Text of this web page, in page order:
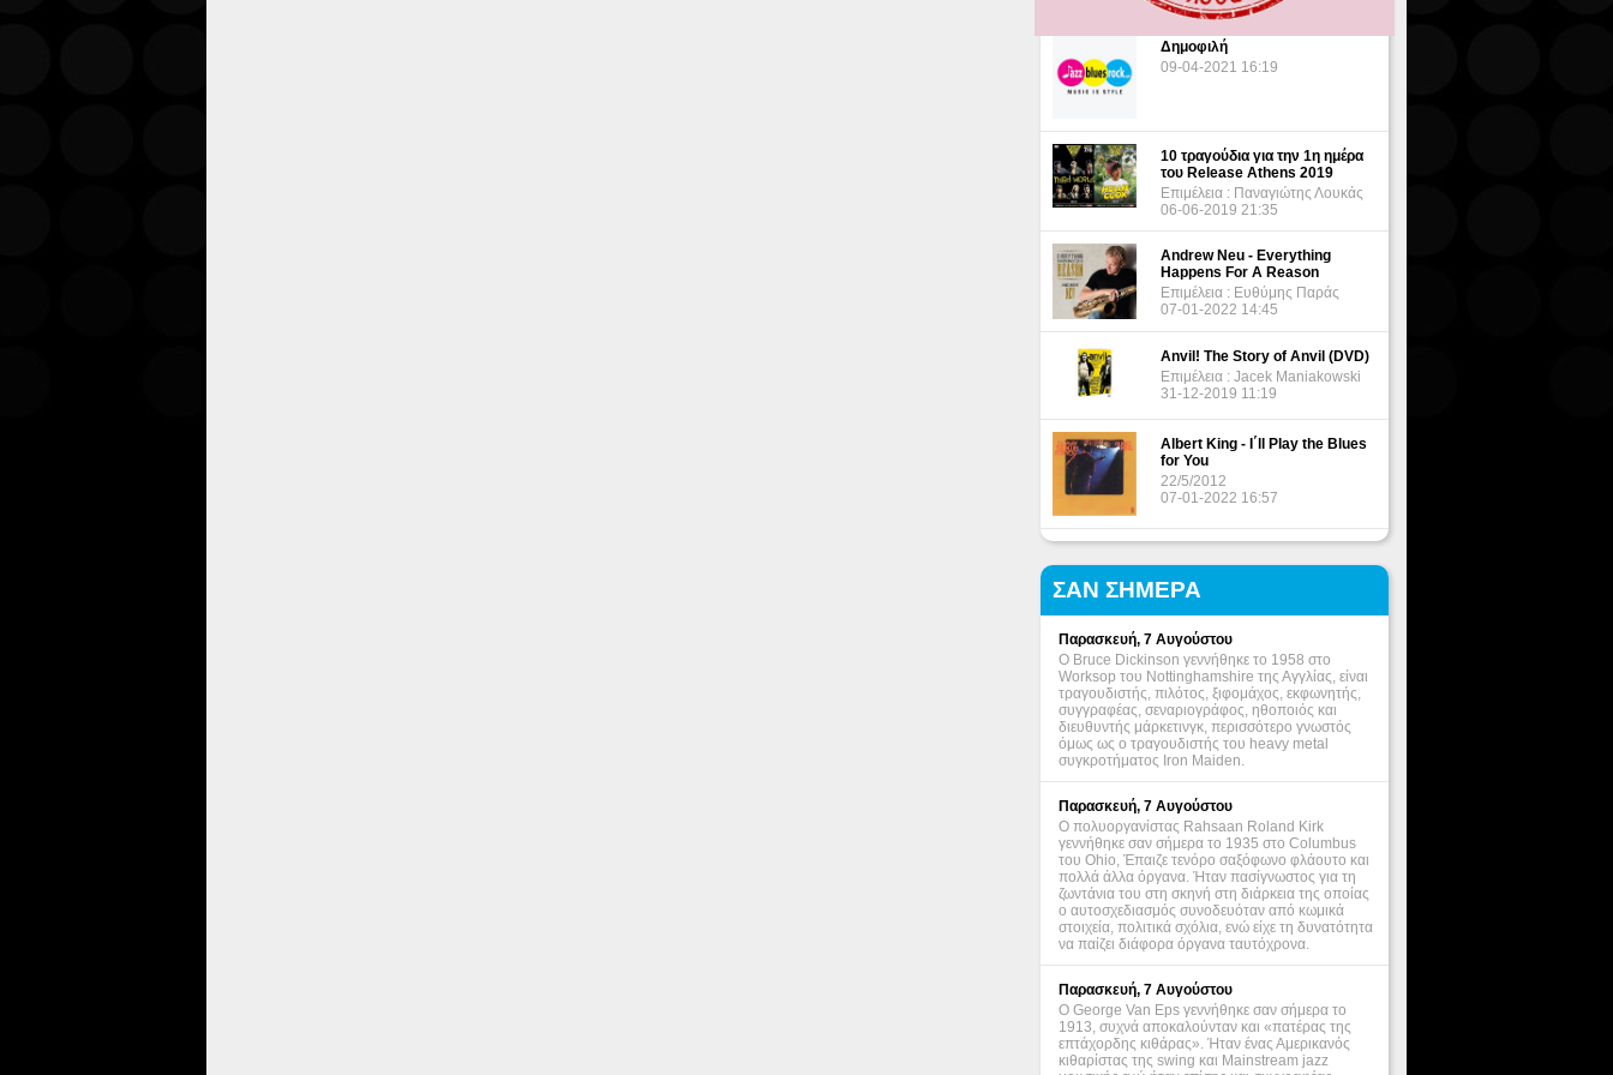
Δημοφιλή
09-04-2021 16:19
10 τραγούδια για την 1η ημέρα
του Release Athens 2019
Επιμέλεια : Παναγιώτης Λουκάς
06-06-2019 21:35
Andrew Neu - Everything
Happens For A Reason
Επιμέλεια : Ευθύμης Παράς
07-01-2022 14:45
Anvil! The Story of Anvil (DVD)
Επιμέλεια : Jacek Maniakowski
31-12-2019 11:19
Albert King - I΄ll Play the Blues
for You
22/5/2012
07-01-2022 16:57
ΣΑΝ ΣΗΜΕΡΑ
Παρασκευή, 7 Αυγούστου
Ο Bruce Dickinson γεννήθηκε το 1958 στο
Worksop του Nottinghamshire της Αγγλίας, είναι
τραγουδιστής, πιλότος, ξιφομάχος, εκφωνητής,
συγγραφέας, σεναριογράφος, ηθοποιός και
διευθυντής μάρκετινγκ, περισσότερο γνωστός
όμως ως ο τραγουδιστής του heavy metal
συγκροτήματος Iron Maiden.
Παρασκευή, 7 Αυγούστου
Ο πολυοργανίστας Rahsaan Roland Kirk
γεννήθηκε σαν σήμερα το 1935 στο Columbus
του Ohio, Έπαιζε τενόρο σαξόφωνο φλάουτο και
πολλά άλλα όργανα. Ήταν πασίγνωστος για τη
ζωντάνια του στη σκηνή στη διάρκεια της οποίας
ο αυτοσχεδιασμός συνοδευόταν από κωμικά
στοιχεία, πολιτικά σχόλια, ενώ είχε τη δυνατότητα
να παίζει διάφορα όργανα ταυτόχρονα.
Παρασκευή, 7 Αυγούστου
Ο George Van Eps γεννήθηκε σαν σήμερα το
1913, συχνά αποκαλούνταν και «πατέρας της
επτάχορδης κιθάρας». Ήταν ένας Αμερικανός
κιθαρίστας της swing και Mainstream jazz